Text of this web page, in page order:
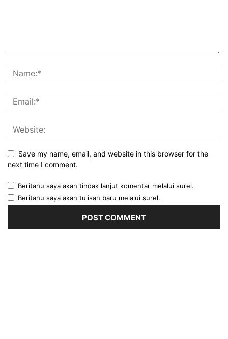
Save my name, email, and website in this browser for the
next time I comment.
Beritahu saya akan tindak lanjut komentar melalui surel.
Beritahu saya akan tulisan baru melalui surel.